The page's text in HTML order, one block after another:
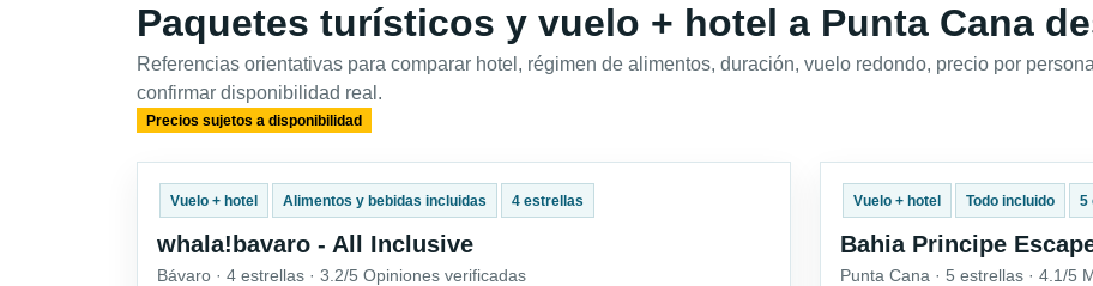
Paquetes turísticos y vuelo + hotel a Punta Cana
Referencias orientativas para comparar hotel, régimen de alimentos, duración, vuelo redondo, precio por
confirmar disponibilidad real.
Precios sujetos a disponibilidad
Vuelo + hotel Alimentos y bebidas incluidas 4 estrellas
whala!bavaro - All Inclusive
Bávaro · 4 estrellas · 3.2/5 Opiniones verificadas
Vuelo + hotel Todo incluido 5
Bahia Principe
Punta Cana · 5 estrellas · 4.1/5